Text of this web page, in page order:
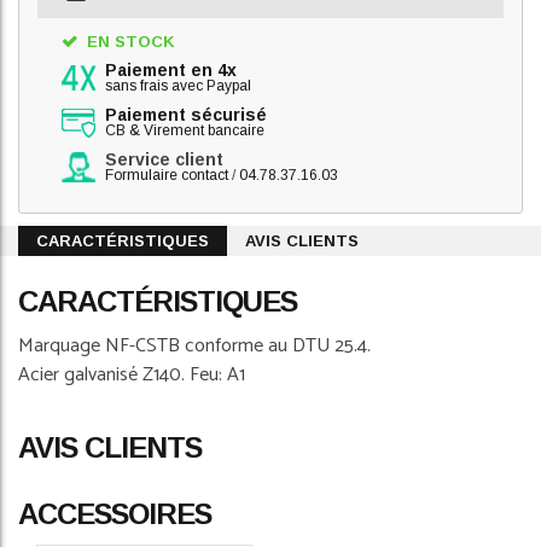
EN STOCK
Paiement en 4x
sans frais avec Paypal
Paiement sécurisé
CB & Virement bancaire
Service client
Formulaire contact/04.78.37.16.03
CARACTÉRISTIQUES AVIS CLIENTS
CARACTÉRISTIQUES
Marquage NF-CSTB conforme au DTU 25.4.
Acier galvanisé Z140. Feu: A1
AVIS CLIENTS
ACCESSOIRES